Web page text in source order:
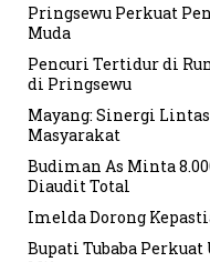
Pringsewu Perkuat
Muda
Pencuri Tertidur di
di Pringsewu
Mayang: Sinergi
Masyarakat
Budiman As Minta
Diaudit Total
Imelda Dorong
Bupati Tubaba